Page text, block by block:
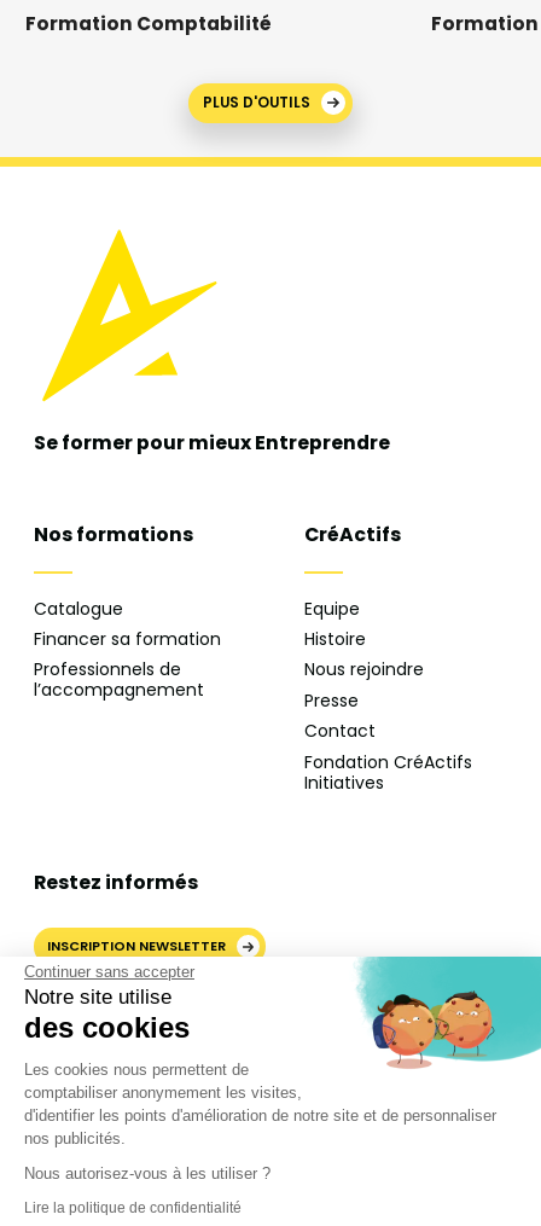
Continuer sans accepter
Notre site utilise
des cookies
Les cookies nous permettent de
comptabiliser anonymement les visites,
d'identifier les points d'amélioration de notre site et de personnaliser
nos publicités.
Nous autorisez-vous à les utiliser ?
Lire la politique de confidentialité
Formation Comptabilité
PLUS D'OUTILS
Se former pour mieuxEntreprendre
Nos formations
Catalogue
Financer sa formation
Professionnels de
l’accompagnement
CréActifs
Equipe
Histoire
Nous rejoindre
Presse
Contact
Fondation CréActifs
Initiatives
Restez informés
INSCRIPTION NEWSLETTER
AJOUTER CRÉACTIFS COMME
SOURCE PRÉFÉRÉE SUR
GOOGLE
©2024 CréActifs. Tous droits réservés.
Mentions légales•CGV•FAQ